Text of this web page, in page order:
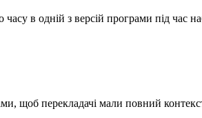
в одній з версій програми під час
щоб перекладачі мали повний